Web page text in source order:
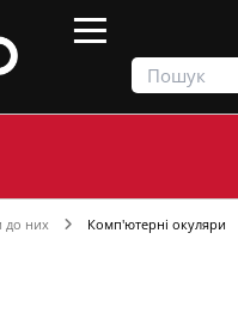
до них Комп'ютерні окуляри